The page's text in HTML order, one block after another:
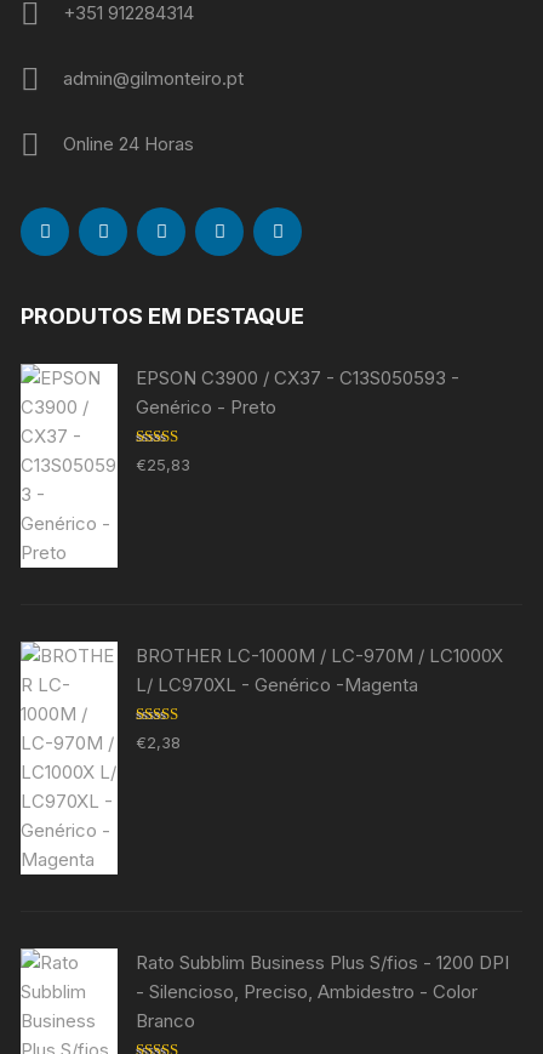
+351 912284314
admin@gilmonteiro.pt
Online 24 Horas
PRODUTOS EM DESTAQUE
EPSON C3900 / CX37 - C13S050593 -
Genérico - Preto
Avaliação
5.00de 5
€25,83
BROTHER LC-1000M / LC-970M / LC1000X
L/ LC970XL - Genérico -Magenta
Avaliação
5.00de 5
€2,38
Rato Subblim Business Plus S/fios - 1200 DPI
- Silencioso, Preciso, Ambidestro - Color
Branco